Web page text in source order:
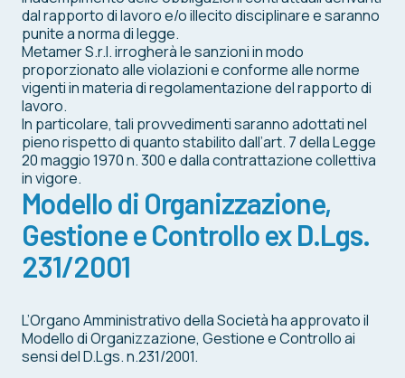
dal rapporto di lavoro e/o illecito disciplinare e saranno
punite a norma di legge.
Metamer S.r.l. irrogherà le sanzioni in modo
proporzionato alle violazioni e conforme alle norme
vigenti in materia di regolamentazione del rapporto di
lavoro.
In particolare, tali provvedimenti saranno adottati nel
pieno rispetto di quanto stabilito dall’art. 7 della Legge
20 maggio 1970 n. 300 e dalla contrattazione collettiva
in vigore.
Modello di Organizzazione,
Gestione e Controllo ex D.Lgs.
231/2001
L’Organo Amministrativo della Società ha approvato il
Modello di Organizzazione, Gestione e Controllo ai
sensi del D.Lgs. n.231/2001.